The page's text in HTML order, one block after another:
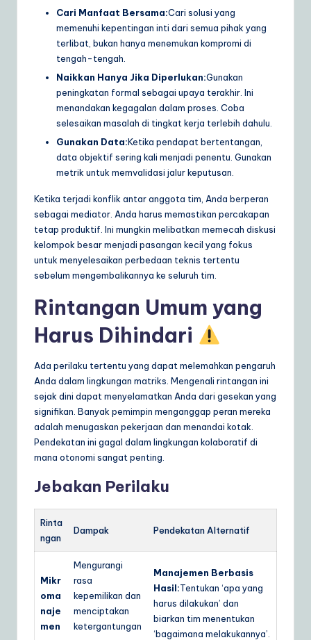
Cari Manfaat Bersama:Cari solusi yang
memenuhi kepentingan inti dari semua pihak yang
terlibat, bukan hanya menemukan kompromi di
tengah-tengah.
Naikkan Hanya Jika Diperlukan:Gunakan
peningkatan formal sebagai upaya terakhir. Ini
menandakan kegagalan dalam proses. Coba
selesaikan masalah di tingkat kerja terlebih dahulu.
Gunakan Data:Ketika pendapat bertentangan,
data objektif sering kali menjadi penentu. Gunakan
metrik untuk memvalidasi jalur keputusan.
Ketika terjadi konflik antar anggota tim, Anda berperan
sebagai mediator. Anda harus memastikan percakapan
tetap produktif. Ini mungkin melibatkan memecah diskusi
kelompok besar menjadi pasangan kecil yang fokus
untuk menyelesaikan perbedaan teknis tertentu
sebelum mengembalikannya ke seluruh tim.
Rintangan Umum yang
Harus Dihindari
Ada perilaku tertentu yang dapat melemahkan pengaruh
Anda dalam lingkungan matriks. Mengenali rintangan ini
sejak dini dapat menyelamatkan Anda dari gesekan yang
signifikan. Banyak pemimpin menganggap peran mereka
adalah menugaskan pekerjaan dan menandai kotak.
Pendekatan ini gagal dalam lingkungan kolaboratif di
mana otonomi sangat penting.
Jebakan Perilaku
Rinta
ngan
Dampak Pendekatan Alternatif
Mikr
oma
naje
men
Mengurangi
rasa
kepemilikan dan
menciptakan
ketergantungan
Manajemen Berbasis
Hasil:Tentukan ‘apa yang
harus dilakukan’ dan
biarkan tim menentukan
‘bagaimana melakukannya’.